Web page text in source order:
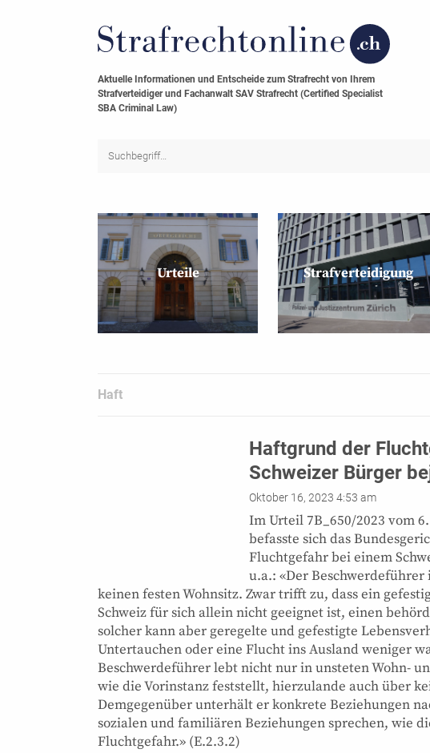
Aktuelle Informationen und Entscheide zum Strafrecht von Ihrem
Strafverteidiger und Fachanwalt SAV Strafrecht (Certified Specialist
SBA Criminal Law)
Urteile Strafverteidigung
Haft
Haftgrund der
Schweizer Bürger
Oktober 16, 2023 4:53 am
Im Urteil 7B_650/2023 vom
befasste sich das
Fluchtgefahr bei einem
u.a.: «Der
keinen festen Wohnsitz. Zwar trifft zu, dass ein
Schweiz für sich allein nicht geeignet ist, einen
solcher kann aber geregelte und gefestigte
Untertauchen oder eine Flucht ins Ausland weniger
Beschwerdeführer lebt nicht nur in unsteten Wohn-
wie die Vorinstanz feststellt, hierzulande auch über
Demgegenüber unterhält er konkrete Beziehungen
sozialen und familiären Beziehungen sprechen, wie
Fluchtgefahr.» (E.2.3.2)